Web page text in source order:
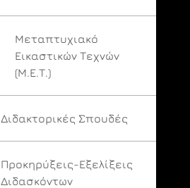
Μεταπτυχιακό
Εικαστικών Τεχνών
(Μ.Ε.Τ.)
Διδακτορικές Σπουδές
Προκηρύξεις-Εξελίξεις
Διδασκόντων